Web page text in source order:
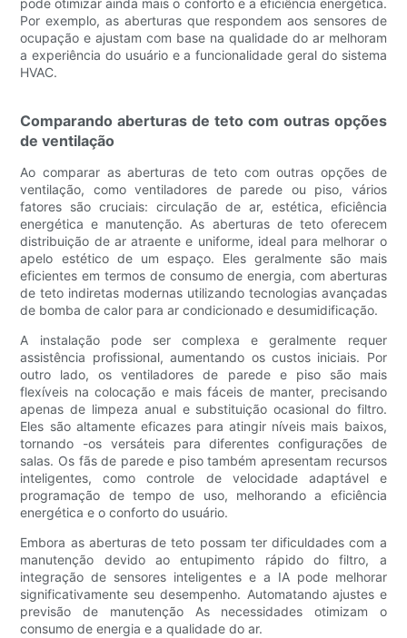
pode otimizar ainda mais o conforto e a eficiência energética.
Por exemplo, as aberturas que respondem aos sensores de
ocupação e ajustam com base na qualidade do ar melhoram
a experiência do usuário e a funcionalidade geral do sistema
HVAC.
Comparando aberturas de teto com outras opções
de ventilação
Ao comparar as aberturas de teto com outras opções de
ventilação, como ventiladores de parede ou piso, vários
fatores são cruciais: circulação de ar, estética, eficiência
energética e manutenção. As aberturas de teto oferecem
distribuição de ar atraente e uniforme, ideal para melhorar o
apelo estético de um espaço. Eles geralmente são mais
eficientes em termos de consumo de energia, com aberturas
de teto indiretas modernas utilizando tecnologias avançadas
de bomba de calor para ar condicionado e desumidificação.
A instalação pode ser complexa e geralmente requer
assistência profissional, aumentando os custos iniciais. Por
outro lado, os ventiladores de parede e piso são mais
flexíveis na colocação e mais fáceis de manter, precisando
apenas de limpeza anual e substituição ocasional do filtro.
Eles são altamente eficazes para atingir níveis mais baixos,
tornando -os versáteis para diferentes configurações de
salas. Os fãs de parede e piso também apresentam recursos
inteligentes, como controle de velocidade adaptável e
programação de tempo de uso, melhorando a eficiência
energética e o conforto do usuário.
Embora as aberturas de teto possam ter dificuldades com a
manutenção devido ao entupimento rápido do filtro, a
integração de sensores inteligentes e a IA pode melhorar
significativamente seu desempenho. Automatando ajustes e
previsão de manutenção As necessidades otimizam o
consumo de energia e a qualidade do ar.